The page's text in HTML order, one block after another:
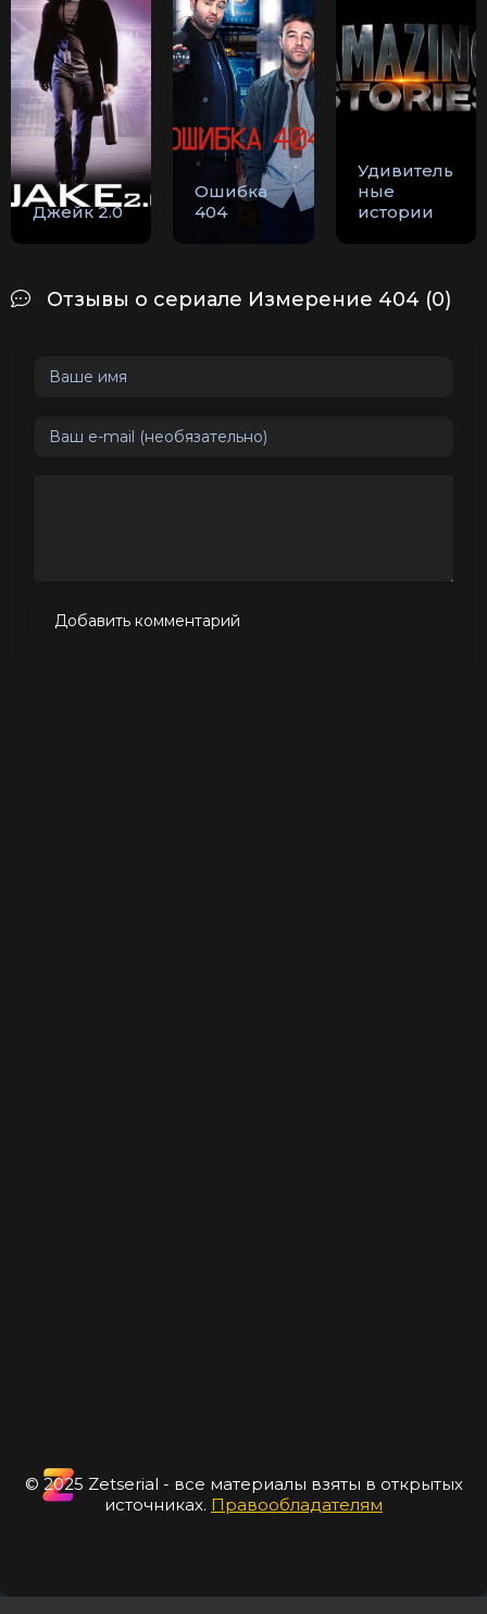
Джейк 2.0
Ошибка
404
Удивитель
ные
истории
Отзывы о сериале Измерение 404 (0)
Добавить комментарий
© 2025 Zetserial - все материалы взяты в открытых
источниках. Правообладателям